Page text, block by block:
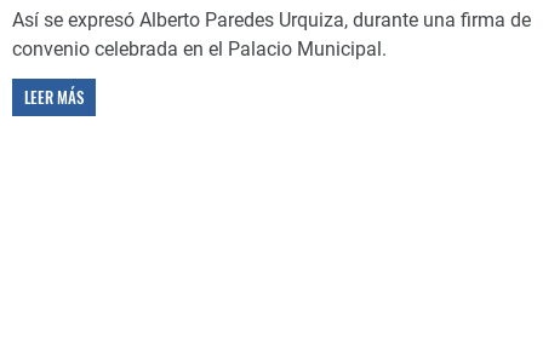
Así se expresó Alberto Paredes Urquiza, durante una firma de
convenio celebrada en el Palacio Municipal.
LEER MÁS